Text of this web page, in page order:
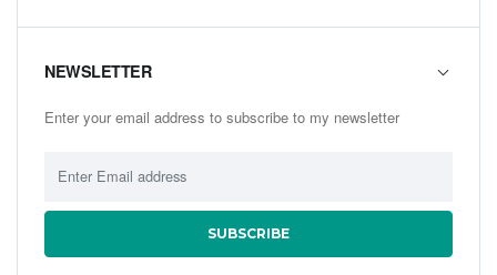
NEWSLETTER
Enter your email address to subscribe to my newsletter
SUBSCRIBE